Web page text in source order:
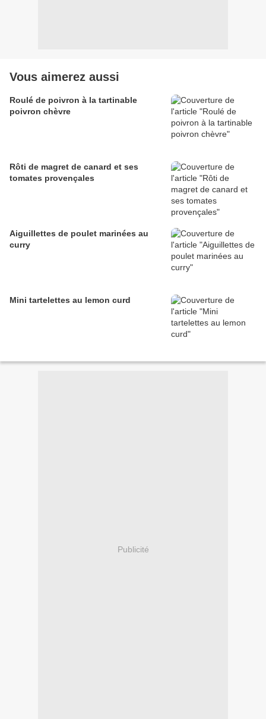
Vous aimerez aussi
Roulé de poivron à la tartinable
poivron chèvre
Rôti de magret de canard et ses
tomates provençales
Aiguillettes de poulet marinées au
curry
Mini tartelettes au lemon curd
Publicité